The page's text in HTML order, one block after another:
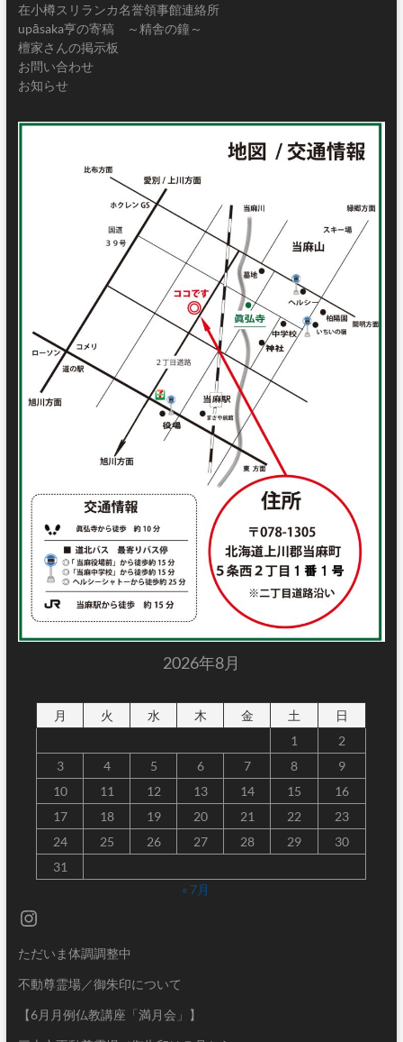
在小樽スリランカ名誉領事館連絡所
upāsaka亨の寄稿 ～精舎の鐘～
檀家さんの掲示板
お問い合わせ
お知らせ
2026年8月
月 火 水 木 金 土
日
1
2
3
4 5 6 7 8
9
10
11 12 13 14 15
16
17
18 19 20 21 22
23
24
25 26 27 28 29
30
31
« 7月
Instagram
ただいま体調調整中
不動尊霊場／御朱印について
【6月月例仏教講座「満月会」】